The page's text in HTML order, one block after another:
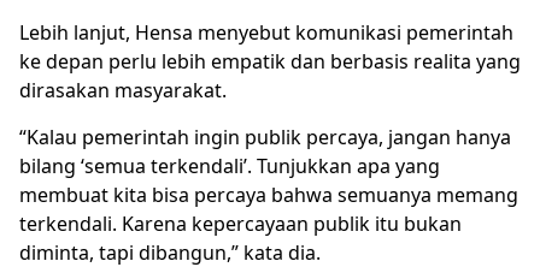
Lebih lanjut, Hensa menyebut komunikasi pemerintah
ke depan perlu lebih empatik dan berbasis realita yang
dirasakan masyarakat.
“Kalau pemerintah ingin publik percaya, jangan hanya
bilang ‘semua terkendali’. Tunjukkan apa yang
membuat kita bisa percaya bahwa semuanya memang
terkendali. Karena kepercayaan publik itu bukan
diminta, tapi dibangun,” kata dia.